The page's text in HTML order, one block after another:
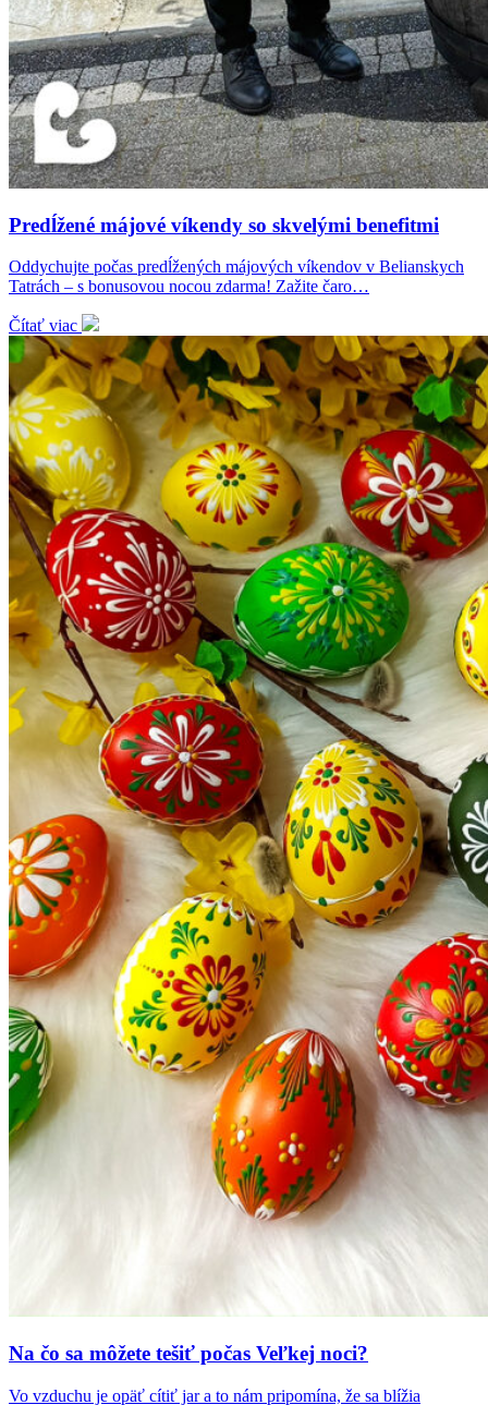
Predĺžené májové víkendy so skvelými benefitmi
Oddychujte počas predĺžených májových víkendov v Belianskych
Tatrách – s bonusovou nocou zdarma! Zažite čaro…
Čítať viac
Na čo sa môžete tešiť počas Veľkej noci?
Vo vzduchu je opäť cítiť jar a to nám pripomína, že sa blížia